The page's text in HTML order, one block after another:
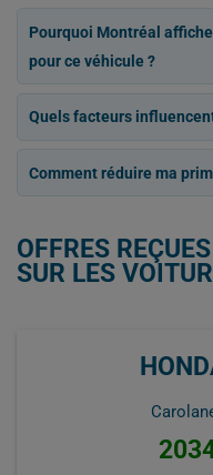
Pourquoi Montréal
pour ce véhicule ?
Quels facteurs
Comment réduire ma
OFFRES
SUR LES